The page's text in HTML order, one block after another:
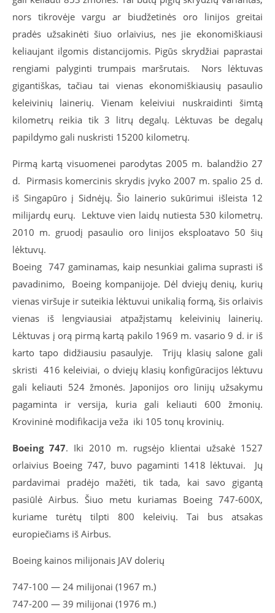
nors tikrovėje vargu ar biudžetinės oro linijos greitai
pradės užsakinėti šiuo orlaivius, nes jie ekonomiškiausi
keliaujant ilgomis distancijomis. Pigūs skrydžiai paprastai
rengiami palyginti trumpais maršrutais. Nors lėktuvas
gigantiškas, tačiau tai vienas ekonomiškiausių pasaulio
keleivinių lainerių. Vienam keleiviui nuskraidinti šimtą
kilometrų reikia tik 3 litrų degalų. Lėktuvas be degalų
papildymo gali nuskristi 15200 kilometrų.
Pirmą kartą visuomenei parodytas 2005 m. balandžio 27
d. Pirmasis komercinis skrydis įvyko 2007 m. spalio 25 d.
iš Singapūro į Sidnėjų. Šio lainerio sukūrimui išleista 12
milijardų eurų. Lektuve vien laidų nutiesta 530 kilometrų.
2010 m. gruodį pasaulio oro linijos eksploatavo 50 šių
lėktuvų.
Boeing 747 gaminamas, kaip nesunkiai galima suprasti iš
pavadinimo, Boeing kompanijoje. Dėl dviejų denių, kurių
vienas viršuje ir suteikia lėktuvui unikalią formą, šis orlaivis
vienas iš lengviausiai atpažįstamų keleivinių lainerių.
Lėktuvas į orą pirmą kartą pakilo 1969 m. vasario 9 d. ir iš
karto tapo didžiausiu pasaulyje. Trijų klasių salone gali
skristi 416 keleiviai, o dviejų klasių konfigūracijos lėktuvu
gali keliauti 524 žmonės. Japonijos oro linijų užsakymu
pagaminta ir versija, kuria gali keliauti 600 žmonių.
Krovininė modifikacija veža iki 105 tonų krovinių.
Boeing 747. Iki 2010 m. rugsėjo klientai užsakė 1527
orlaivius Boeing 747, buvo pagaminti 1418 lėktuvai. Jų
pardavimai pradėjo mažėti, tik tada, kai savo gigantą
pasiūlė Airbus. Šiuo metu kuriamas Boeing 747-600X,
kuriame turėtų tilpti 800 keleivių. Tai bus atsakas
europiečiams iš Airbus.
Boeing kainos milijonais JAV dolerių
747-100 — 24 milijonai (1967 m.)
747-200 — 39 milijonai (1976 m.)